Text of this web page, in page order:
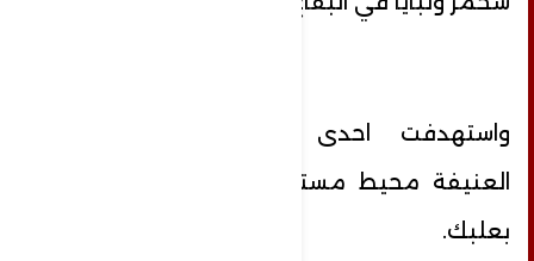
واستهدفت احدى الغارات الاسرائيلية
العنيفة محيط مستشفى دار الأمل في
بعلبك.